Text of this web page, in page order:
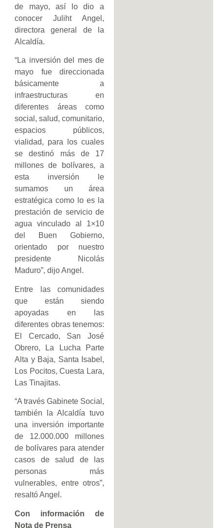
de mayo, así lo dio a
conocer Juliht Angel,
directora general de la
Alcaldía.
“La inversión del mes de
mayo fue direccionada
básicamente a
infraestructuras en
diferentes áreas como
social, salud, comunitario,
espacios públicos,
vialidad, para los cuales
se destinó más de 17
millones de bolívares, a
esta inversión le
sumamos un área
estratégica como lo es la
prestación de servicio de
agua vinculado al 1×10
del Buen Gobierno,
orientado por nuestro
presidente Nicolás
Maduro”, dijo Angel.
Entre las comunidades
que están siendo
apoyadas en las
diferentes obras tenemos:
El Cercado, San José
Obrero, La Lucha Parte
Alta y Baja, Santa Isabel,
Los Pocitos, Cuesta Lara,
Las Tinajitas.
“A través Gabinete Social,
también la Alcaldía tuvo
una inversión importante
de 12.000.000 millones
de bolívares para atender
casos de salud de las
personas más
vulnerables, entre otros”,
resaltó Angel.
Con información de
Nota de Prensa